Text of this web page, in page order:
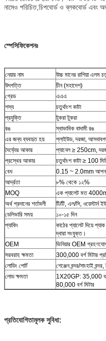
নামেও পরিচিত,চিপবোর্ড ও ব্লকবোর্ড এবং
স্পেসিফিকেশনঃ
নেয়ার নাম
উচ্চ মানের রাশিয়া এলম
উৎপত্তি
চীন (মহাদেশ)
গ্রেড
এএএ
শস্য
চতুর্থাংশ কাটা
প্রযুক্তি
টুকরা টুকরা
রঙ
স্বাভাবিক বাদামী রঙ
এর জন্য ব্যবহৃত হয়
প্লাইউড, দরজা,
দৈর্ঘ্যের আকার
প্যানেল ≥ 250cm,
প্রস্থের আকার
চতুর্থাংশ কাটা ≥ 100
বেধ
0.15 ~ 2.0mm
আর্দ্রতা
৮% থেকে ১২%
MOQ
এক প্যালেট মত
অর্থ প্রদানের শর্তাবলী
টি/টি, এল/সি, ওয়েস্টার্ন
ডেলিভারি সময়
১০-১৫ দিন
প্যাকিং
কাঠের প্যালেট দিয়ে
দ্বারা সংযুক্ত।
OEM
ভিনিয়ার OEM
সরবরাহ ক্ষমতা
300,000 বর্গ মিটার
লোডিং পোর্ট
শেঞ্জেন বন্দর/সাংহাই বন্দর,
লোড ক্ষমতা
1X20GP: 35,000
80,000 বর্গ মিটার
প্রতিযোগিতামূলক সুবিধা: